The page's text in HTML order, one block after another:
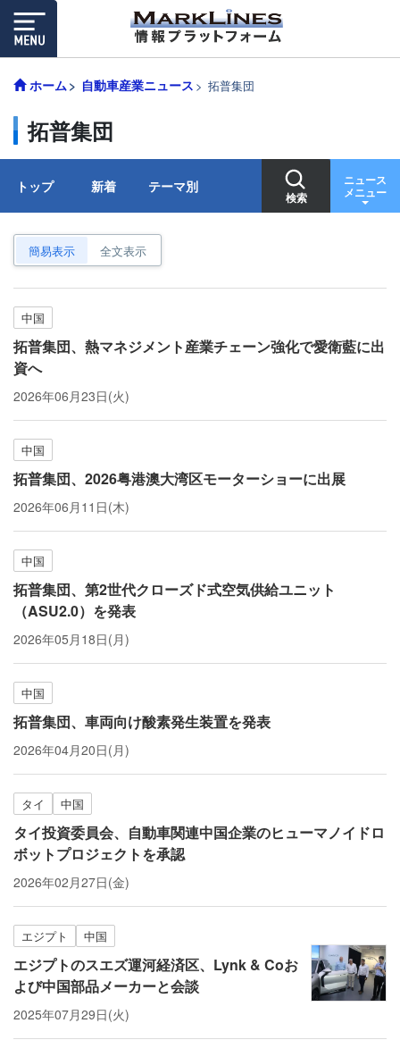
ホーム 自動車産業ニュース 拓普集団
拓普集団
トップ 新着 テーマ別
検索
ニュース
メニュー
簡易表示 全文表示
中国
拓普集団、熱マネジメント産業チェーン強化で愛衛藍に出
資へ
2026年06月23日(火)
中国
拓普集団、2026粤港澳大湾区モーターショーに出展
2026年06月11日(木)
中国
拓普集団、第2世代クローズド式空気供給ユニット
（ASU2.0）を発表
2026年05月18日(月)
中国
拓普集団、車両向け酸素発生装置を発表
2026年04月20日(月)
タイ 中国
タイ投資委員会、自動車関連中国企業のヒューマノイドロ
ボットプロジェクトを承認
2026年02月27日(金)
エジプト 中国
エジプトのスエズ運河経済区、Lynk & Coお
よび中国部品メーカーと会談
2025年07月29日(火)